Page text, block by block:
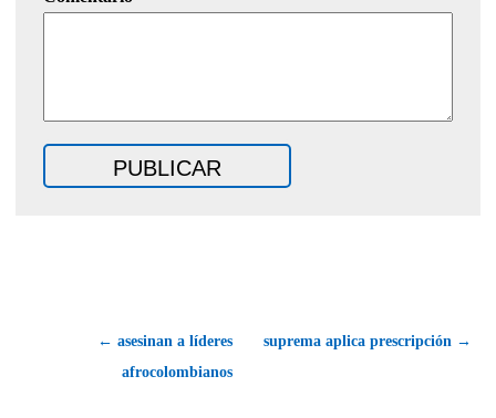
← asesinan a líderes
afrocolombianos
suprema aplica prescripción →